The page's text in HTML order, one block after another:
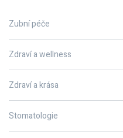
Zubní péče
Zdraví a wellness
Zdraví a krása
Stomatologie